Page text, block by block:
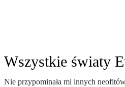
Wszystkie światy
Nie przypominała mi innych